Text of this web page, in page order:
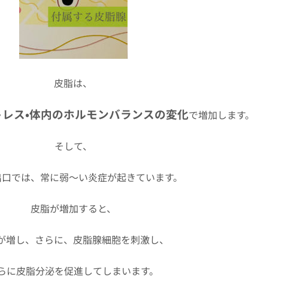
皮脂は、
ス•体内のホルモンバランスの変化で増加します。
そして、
では、常に弱〜い炎症が起きています。
皮脂が増加すると、
増し、さらに、皮脂腺細胞を刺激し、
に皮脂分泌を促進してしまいます。